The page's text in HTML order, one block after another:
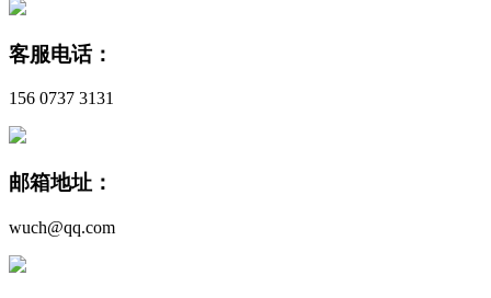
客服电话：
156 0737 3131
邮箱地址：
wuch@qq.com